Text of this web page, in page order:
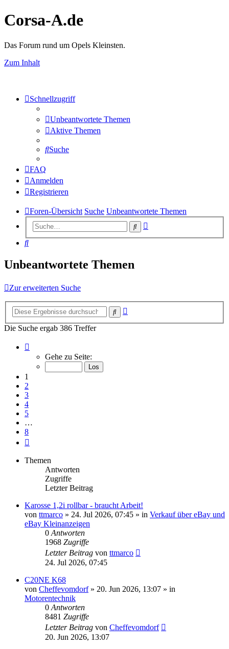
Corsa-A.de
Das Forum rund um Opels Kleinsten.
Zum Inhalt
Schnellzugriff
Unbeantwortete Themen
Aktive Themen
Suche
FAQ
Anmelden
Registrieren
Foren-Übersicht Suche Unbeantwortete Themen
Suche
Suche
Unbeantwortete Themen
Zur erweiterten Suche
Suche
Die Suche ergab 386 Treffer
von
Gehe zu Seite:
1
2
3
4
5
…
8
Themen
Antworten
Zugriffe
Letzter Beitrag
Karosse 1,2i rollbar - braucht Arbeit!
von ttmarco » 24. Jul 2026, 07:45 » in Verkauf über eBay und
eBay Kleinanzeigen
0 Antworten
1968 Zugriffe
Letzter Beitrag von ttmarco
24. Jul 2026, 07:45
C20NE K68
von Cheffevomdorf» 20. Jun 2026, 13:07 » in
Motorentechnik
0 Antworten
8481 Zugriffe
Letzter Beitrag von Cheffevomdorf
20. Jun 2026, 13:07